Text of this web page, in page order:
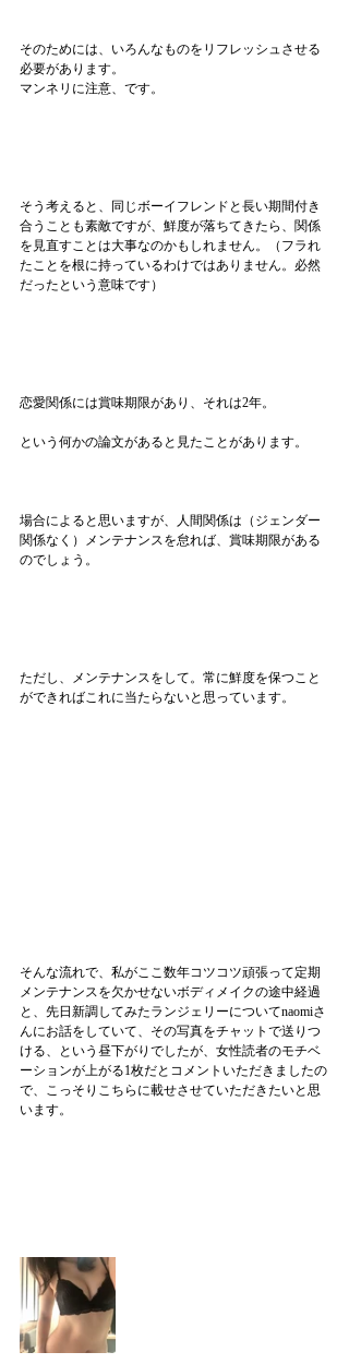
そのためには、いろんなものをリフレッシュさせる
必要があります。
マンネリに注意、です。
そう考えると、同じボーイフレンドと長い期間付き
合うことも素敵ですが、鮮度が落ちてきたら、関係
を見直すことは大事なのかもしれません。（フラれ
たことを根に持っているわけではありません。必然
だったという意味です）
恋愛関係には賞味期限があり、それは2年。
という何かの論文があると見たことがあります。
場合によると思いますが、人間関係は（ジェンダー
関係なく）メンテナンスを怠れば、賞味期限がある
のでしょう。
ただし、メンテナンスをして。常に鮮度を保つこと
ができればこれに当たらないと思っています。
そんな流れで、私がここ数年コツコツ頑張って定期
メンテナンスを欠かせないボディメイクの途中経過
と、先日新調してみたランジェリーについてnaomiさ
んにお話をしていて、その写真をチャットで送りつ
ける、という昼下がりでしたが、女性読者のモチベ
ーションが上がる1枚だとコメントいただきましたの
で、こっそりこちらに載せさせていただきたいと思
います。